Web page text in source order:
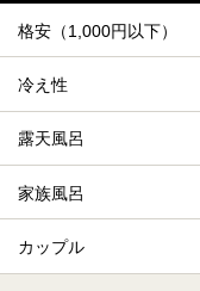
格安（1,000円以下）
冷え性
露天風呂
家族風呂
カップル